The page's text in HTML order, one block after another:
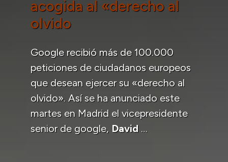
acogida al «derecho al
olvido
Google recibió más de 100.000
peticiones de ciudadanos europeos
que desean ejercer su «derecho al
olvido». Así se ha anunciado este
martes en Madrid el vicepresidente
senior de google, David …